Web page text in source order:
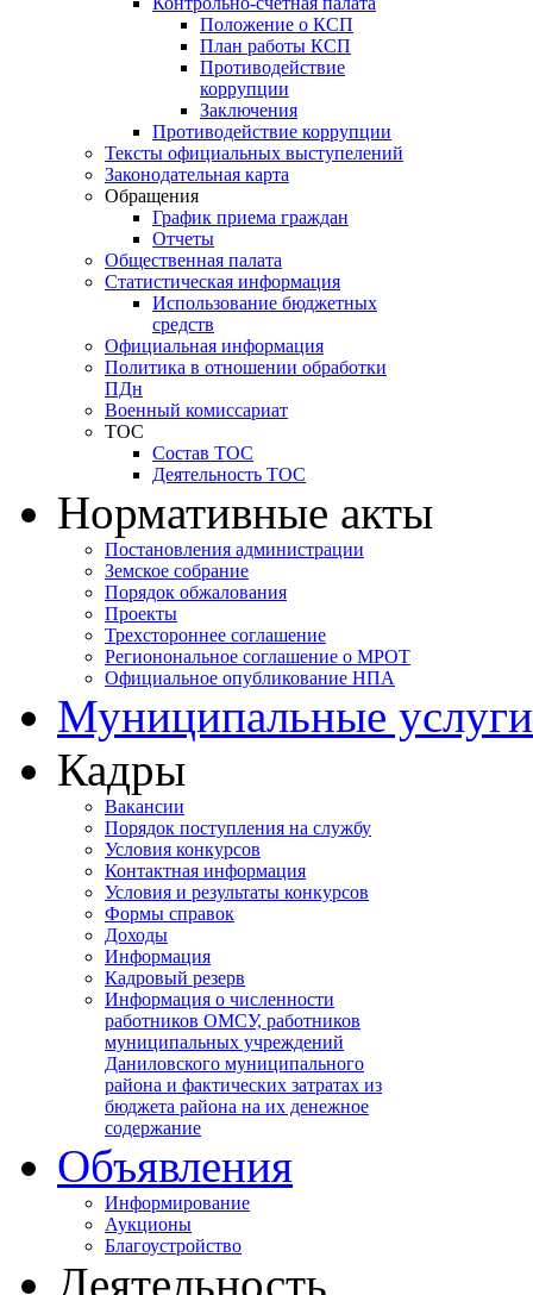
Положение о КСП
План работы КСП
Противодействие
коррупции
Заключения
Противодействие коррупции
Тексты официальных выступелений
Законодательная карта
Обращения
График приема граждан
Отчеты
Общественная палата
Статистическая информация
Использование бюджетных
средств
Официальная информация
Политика в отношении обработки
ПДн
Военный комиссариат
ТОС
Состав ТОС
Деятельность ТОС
Нормативные акты
Постановления администрации
Земское собрание
Порядок обжалования
Проекты
Трехстороннее соглашение
Регионональное соглашение о МРОТ
Официальное опубликование НПА
Муниципальные услуги
Кадры
Вакансии
Порядок поступления на службу
Условия конкурсов
Контактная информация
Условия и результаты конкурсов
Формы справок
Доходы
Информация
Кадровый резерв
Информация о численности
работников ОМСУ, работников
муниципальных учреждений
Даниловского муниципального
района и фактических затратах из
бюджета района на их денежное
содержание
Объявления
Информирование
Аукционы
Благоустройство
Деятельность